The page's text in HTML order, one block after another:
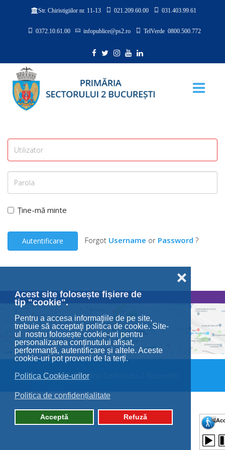
Acest site folosește fișiere de
tip "cookie".
Pentru a accesa informaţiile de pe site,
trebuie să acceptaţi politica de cookie. Site-
ul nostru folosește cookie-uri pentru
personalizarea conținutului afișat,
performanță, autentificare și altele. Aceste
cookie-uri pot proveni de la terți.
Politica Cookie-urilor
Politica de confidențialitate
Acceptă Refuză
❌
Str. Chiristigiilor nr. 11-13 021.209.60.00 031.403.99.61
0372.10.61.00 infopublice@ps2.ro TelVerde 0800.500.772
Ține-mă minte
Autentificare Forgot Username or Password ?
© 2026 Primăria Sectorului 2 București.